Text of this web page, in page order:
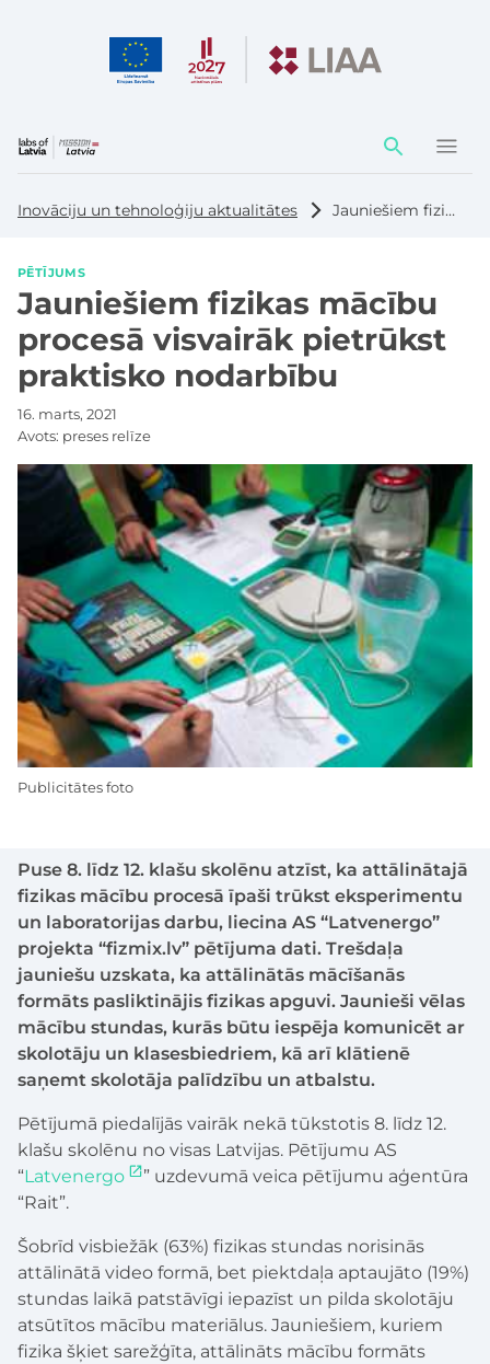
Darbības
elementi
Inovāciju un tehnoloģiju aktualitātes Jauniešiem fizikas mācību procesā visvairāk pietrūkst praktisko nodarbību
PĒTĪJUMS
Jauniešiem fizikas mācību
procesā visvairāk pietrūkst
praktisko nodarbību
16. marts, 2021
Avots: preses relīze
Puse 8. līdz 12. klašu skolēnu atzīst, ka attālinātajā
fizikas mācību procesā īpaši trūkst eksperimentu
un laboratorijas darbu, liecina AS “Latvenergo”
projekta “fizmix.lv” pētījuma dati. Trešdaļa
jauniešu uzskata, ka attālinātās mācīšanās
formāts pasliktinājis fizikas apguvi. Jaunieši vēlas
mācību stundas, kurās būtu iespēja komunicēt ar
skolotāju un klasesbiedriem, kā arī klātienē
saņemt skolotāja palīdzību un atbalstu.
Pētījumā piedalījās vairāk nekā tūkstotis 8. līdz 12.
klašu skolēnu no visas Latvijas. Pētījumu AS
“Latvenergo
” uzdevumā veica pētījumu aģentūra
“Rait”.
Šobrīd visbiežāk (63%) fizikas stundas norisinās
attālinātā video formā, bet piektdaļa aptaujāto (19%)
stundas laikā patstāvīgi iepazīst un pilda skolotāju
atsūtītos mācību materiālus. Jauniešiem, kuriem
fizika šķiet sarežģīta, attālināts mācību formāts
Publicitātes foto